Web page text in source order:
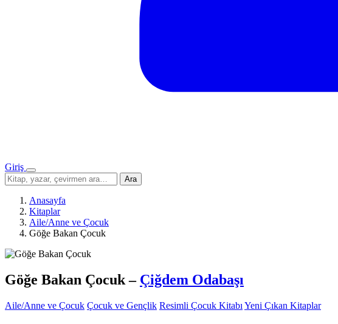
Giriş
Menü
Sitede
ara
Ara
Anasayfa
Kitaplar
Aile/Anne ve Çocuk
Göğe Bakan Çocuk
Göğe Bakan Çocuk– Çiğdem Odabaşı
Aile/Anne ve Çocuk Çocuk ve Gençlik Resimli Çocuk Kitabı Yeni Çıkan Kitaplar